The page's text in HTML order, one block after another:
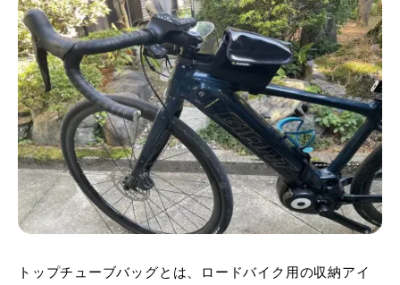
トップチューブバッグとは、ロードバイク用の収納アイ